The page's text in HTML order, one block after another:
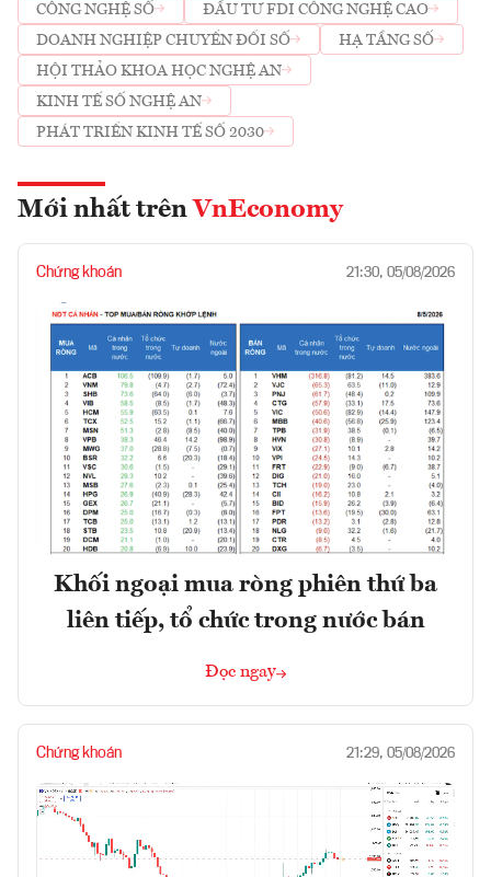
CÔNG NGHỆ SỐ
ĐẦU TƯ FDI CÔNG NGHỆ CAO
DOANH NGHIỆP CHUYỂN ĐỔI SỐ
HẠ TẦNG SỐ
HỘI THẢO KHOA HỌC NGHỆ AN
KINH TẾ SỐ NGHỆ AN
PHÁT TRIỂN KINH TẾ SỐ 2030
Mới nhất trên VnEconomy
Chứng khoán 21:30, 05/08/2026
Khối ngoại mua ròng phiên thứ ba
liên tiếp, tổ chức trong nước bán
Đọc ngay
Chứng khoán 21:29, 05/08/2026